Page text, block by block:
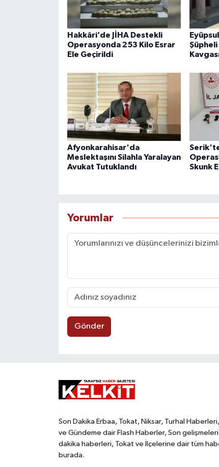
Hakkâri’de JİHA Destekli
Operasyonda 253 Kilo Esrar
Ele Geçirildi
Şüpheli
Afyonkarahisar'da
Meslektaşını Silahla Yaralayan
Avukat Tutuklandı
Skunk
Yorumlar
Gönder
Son Dakika Erbaa, Tokat, Niksar, Turhal
ve Gündeme dair Flash Haberler, Son
dakika haberleri, Tokat ve İlçelerine dair tüm
burada.